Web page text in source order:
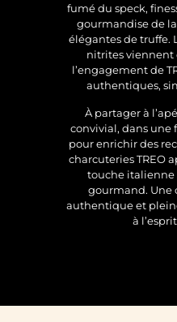
fumé du speck,
gourmandise de
élégantes de truffe.
nitrites
l’engagement de
authentiques,
À partager à
convivial, dans une
pour enrichir des
charcuteries TREO
touche
gourmand. Une
authentique et
à